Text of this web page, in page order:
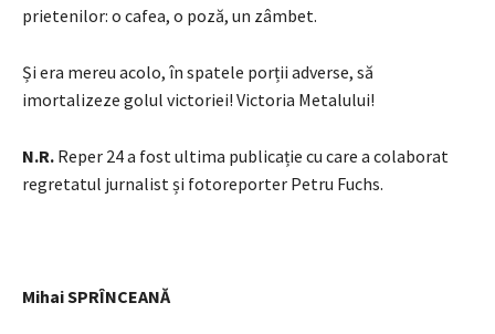
prietenilor: o cafea, o poză, un zâmbet.
Și era mereu acolo, în spatele porții adverse, să
imortalizeze golul victoriei! Victoria Metalului!
N.R. Reper 24 a fost ultima publicație cu care a colaborat
regretatul jurnalist și fotoreporter Petru Fuchs.
Mihai SPRÎNCEANĂ